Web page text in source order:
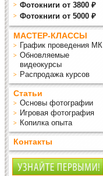
Фотокниги от 3800 ₽
Фотокниги от 5000 ₽
МАСТЕР-КЛАССЫ
График проведения МК
Обновляемые
видеокурсы
Распродажа курсов
Статьи
Основы фотографии
Игровая фотография
Копилка опыта
Контакты